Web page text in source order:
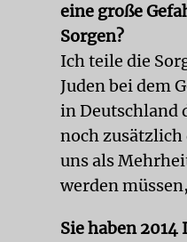
eine große
Sorgen?
Ich teile die
Juden bei dem
in Deutschland
noch zusätzlich
uns als
werden
Sie haben